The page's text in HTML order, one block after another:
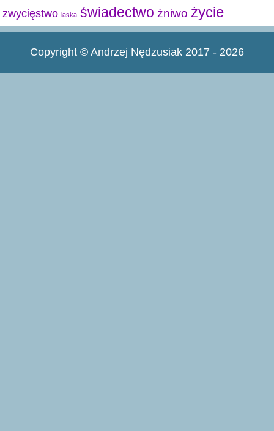
zwycięstwo łaska świadectwo żniwo życie
Copyright © Andrzej Nędzusiak 2017 - 2026